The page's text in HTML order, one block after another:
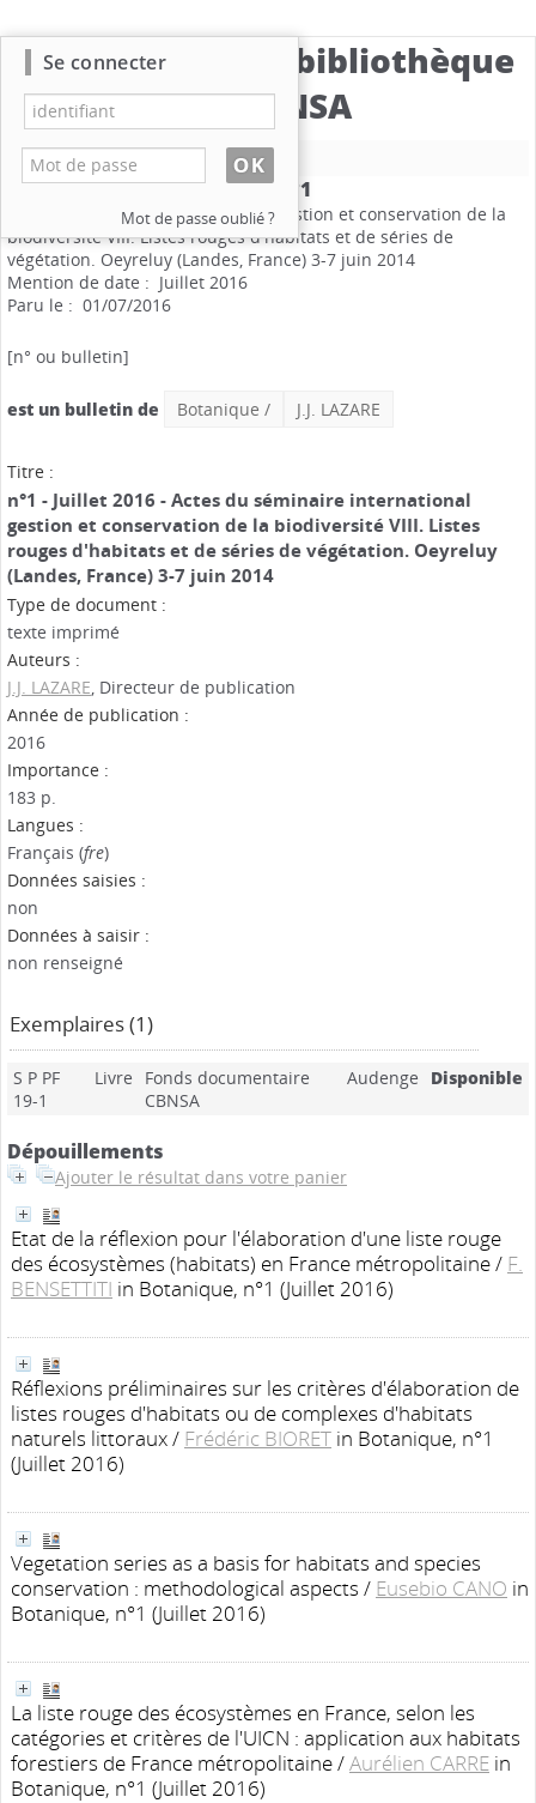
Catalogue de la bibliothèque
du CBNSA
Nouvelle recherche
Botanique/ LAZARE, J.J. . n°1
Actes du séminaire international gestion et conservation de la
biodiversité VIII. Listes rouges d'habitats et de séries de
végétation. Oeyreluy (Landes, France) 3-7 juin 2014
Mention de date : Juillet 2016
Paru le : 01/07/2016
[n° ou bulletin]
est un bulletin de Botanique / J.J. LAZARE
Titre :
n°1 - Juillet 2016 - Actes du séminaire international
gestion et conservation de la biodiversité VIII. Listes
rouges d'habitats et de séries de végétation. Oeyreluy
(Landes, France) 3-7 juin 2014
Type de document :
texte imprimé
Auteurs :
J.J. LAZARE, Directeur de publication
Année de publication :
2016
Importance :
183 p.
Langues :
Français (fre)
Données saisies :
non
Données à saisir :
non renseigné
Exemplaires (1)
S P PF
19-1
Livre
Fonds documentaire
CBNSA
Audenge Disponible
Dépouillements
Ajouter le résultat dans votre panier
Etat de la réflexion pour l'élaboration d'une liste rouge
des écosystèmes (habitats) en France métropolitaine/ F.
BENSETTITI in Botanique, n°1 (Juillet 2016)
Réflexions préliminaires sur les critères d'élaboration de
listes rouges d'habitats ou de complexes d'habitats
naturels littoraux/ Frédéric BIORET in Botanique, n°1
(Juillet 2016)
Vegetation series as a basis for habitats and species
conservation : methodological aspects / Eusebio CANO in
Botanique, n°1 (Juillet 2016)
La liste rouge des écosystèmes en France, selon les
catégories et critères de l'UICN : application aux habitats
forestiers de France métropolitaine/Aurélien CARRE in
Botanique, n°1 (Juillet 2016)
Se connecter
Mot de passe oublié ?